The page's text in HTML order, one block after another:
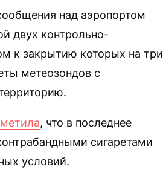
над аэропортом
двух контрольно-
к закрытию которых на три
метеозондов с
, что в последнее
сигаретами
условий.